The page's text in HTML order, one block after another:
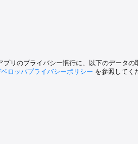
プリのプライバシー慣行に、以下のデータの
ロッパプライバシーポリシー を参照してく